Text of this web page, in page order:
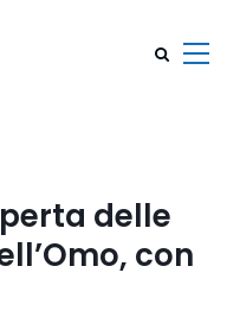
delle
con